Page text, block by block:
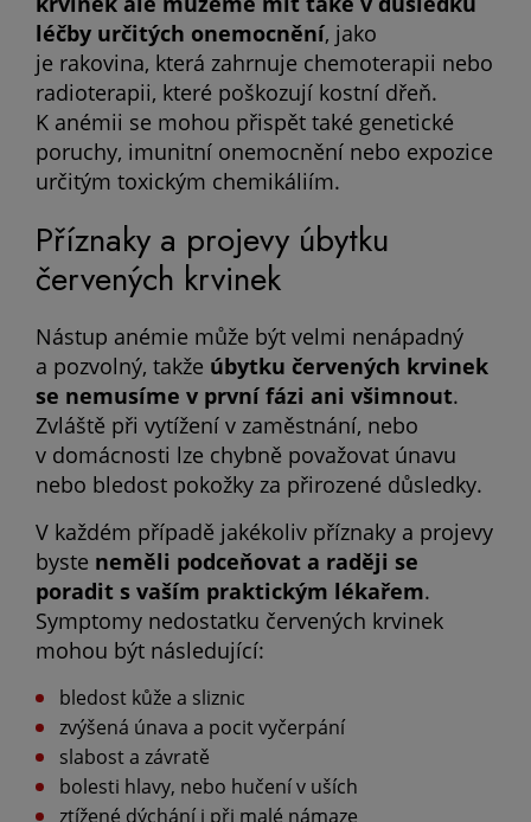
léčby určitých onemocnění, jako
je rakovina, která zahrnuje chemoterapii nebo
radioterapii, které poškozují kostní dřeň.
K anémii se mohou přispět také genetické
poruchy, imunitní onemocnění nebo expozice
určitým toxickým chemikáliím.
Příznaky a projevy úbytku
červených krvinek
Nástup anémie může být velmi nenápadný
a pozvolný, takže úbytku červených krvinek
se nemusíme v první fázi ani všimnout.
Zvláště při vytížení v zaměstnání, nebo
v domácnosti lze chybně považovat únavu
nebo bledost pokožky za přirozené důsledky.
V každém případě jakékoliv příznaky a projevy
byste neměli podceňovat a raději se
poradit s vaším praktickým lékařem.
Symptomy nedostatku červených krvinek
mohou být následující:
bledost kůže a sliznic
zvýšená únava a pocit vyčerpání
slabost a závratě
bolesti hlavy, nebo hučení v uších
ztížené dýchání i při malé námaze